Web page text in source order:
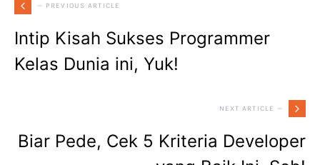
— PREVIOUS ARTICLE
Intip Kisah Sukses Programmer
Kelas Dunia ini, Yuk!
NEXT ARTICLE —
Biar Pede, Cek 5 Kriteria Developer